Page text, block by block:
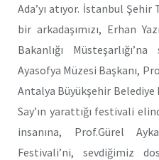
Ada’yı atıyor. İstanbul Şehir
bir arkadaşımızı, Erhan
Bakanlığı
Ayasofya Müzesi Başkanı,
Antalya Büyükşehir Belediye
Say’ın yarattığı festivali
insanına, Prof.Gürel
Festivali’ni, sevdiğimiz